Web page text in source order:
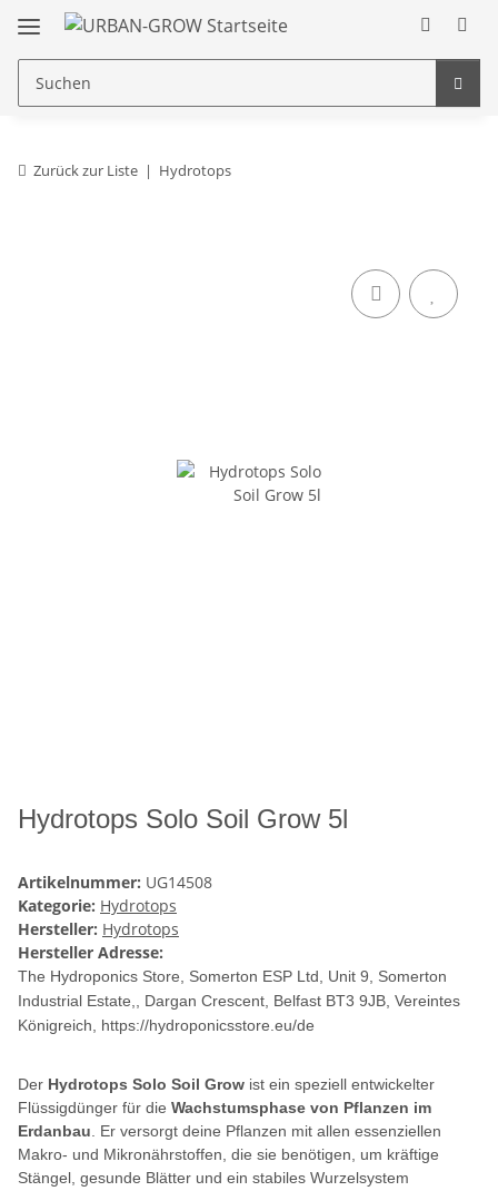
Zurück zur Liste Hydrotops
Hydrotops Solo Soil Grow 5l
Artikelnummer: UG14508
Kategorie: Hydrotops
Hersteller: Hydrotops
Hersteller Adresse:
The Hydroponics Store, Somerton ESP Ltd, Unit 9, Somerton
Industrial Estate,, Dargan Crescent, Belfast BT3 9JB, Vereintes
Königreich, https://hydroponicsstore.eu/de
Der Hydrotops Solo Soil Grow ist ein speziell entwickelter
Flüssigdünger für die Wachstumsphase von Pflanzen im
Erdanbau . Er versorgt deine Pflanzen mit allen essenziellen
Makro- und Mikronährstoffen, die sie benötigen, um kräftige
Stängel, gesunde Blätter und ein stabiles Wurzelsystem